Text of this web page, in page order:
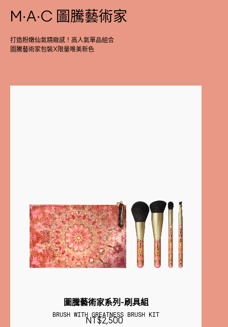
M·A·C 圖騰藝術家
打造粉嫩仙氣精緻感！高人氣單品組合
圖騰藝術家包裝X限量唯美新色
圖騰藝術家系列-刷具組
BRUSH WITH GREATNESS BRUSH KIT
NT$2,500